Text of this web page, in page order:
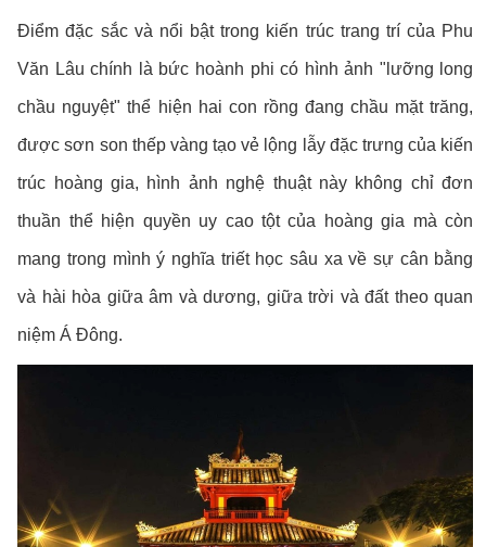
Điểm đặc sắc và nổi bật trong kiến trúc trang trí của Phu
Văn Lâu chính là bức hoành phi có hình ảnh "lưỡng long
chầu nguyệt" thể hiện hai con rồng đang chầu mặt trăng,
được sơn son thếp vàng tạo vẻ lộng lẫy đặc trưng của kiến
trúc hoàng gia, hình ảnh nghệ thuật này không chỉ đơn
thuần thể hiện quyền uy cao tột của hoàng gia mà còn
mang trong mình ý nghĩa triết học sâu xa về sự cân bằng
và hài hòa giữa âm và dương, giữa trời và đất theo quan
niệm Á Đông.